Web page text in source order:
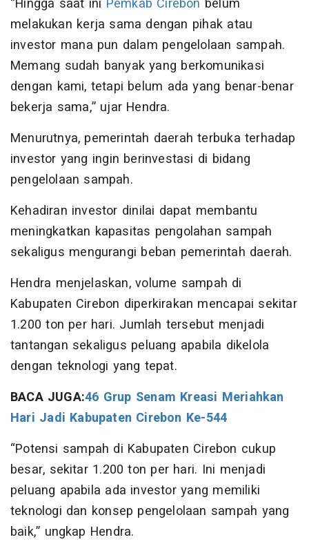
“Hingga saat ini Pemkab Cirebon belum
melakukan kerja sama dengan pihak atau
investor mana pun dalam pengelolaan sampah.
Memang sudah banyak yang berkomunikasi
dengan kami, tetapi belum ada yang benar-benar
bekerja sama,” ujar Hendra.
Menurutnya, pemerintah daerah terbuka terhadap
investor yang ingin berinvestasi di bidang
pengelolaan sampah.
Kehadiran investor dinilai dapat membantu
meningkatkan kapasitas pengolahan sampah
sekaligus mengurangi beban pemerintah daerah.
Hendra menjelaskan, volume sampah di
Kabupaten Cirebon diperkirakan mencapai sekitar
1.200 ton per hari. Jumlah tersebut menjadi
tantangan sekaligus peluang apabila dikelola
dengan teknologi yang tepat.
BACA JUGA:46 Grup Senam Kreasi Meriahkan
Hari Jadi Kabupaten Cirebon Ke-544
“Potensi sampah di Kabupaten Cirebon cukup
besar, sekitar 1.200 ton per hari. Ini menjadi
peluang apabila ada investor yang memiliki
teknologi dan konsep pengelolaan sampah yang
baik,” ungkap Hendra.